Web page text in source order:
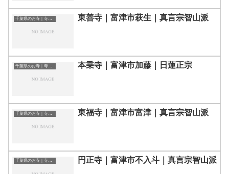
千葉県のお寺｜寺院一覧 東善寺｜富津市萩生｜真言宗智山派
千葉県のお寺｜寺院一覧 本乗寺｜富津市加藤｜日蓮正宗
千葉県のお寺｜寺院一覧 東福寺｜富津市富津｜真言宗智山派
千葉県のお寺｜寺院一覧 円正寺｜富津市不入斗｜真言宗智山派